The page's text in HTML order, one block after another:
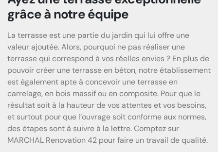
grâce à notre équipe
La terrasse est une partie du jardin qui lui offre une
valeur ajoutée. Alors, pourquoi ne pas réaliser une
terrasse qui correspond à vos réelles envies ? En plus de
pouvoir créer une terrasse en béton, notre établissement
est également apte à concevoir une terrasse en
carrelage, en bois massif ou en composite. Pour que le
résultat soit à la hauteur de vos attentes et vos besoins,
et surtout pour que l’ouvrage soit conforme aux normes,
des étapes sont à suivre à la lettre. Comptez sur
MARCHAL Renovation 42 pour faire un travail de qualité.